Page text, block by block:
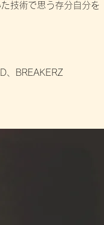
技術で思う存分自分を
、BREAKERZ